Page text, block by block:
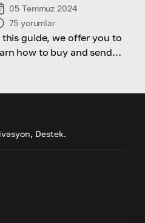
05 Temmuz 2024
75 yorumlar
this guide, we offer you to
how to buy and send
Destek.